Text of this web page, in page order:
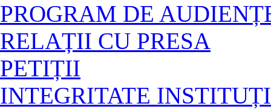
PROGRAM DE
RELAȚII CU PRESA
PETIȚII
INTEGRITATE